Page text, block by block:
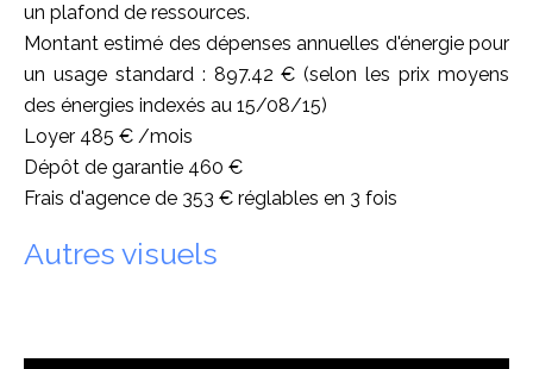
un plafond de ressources.
Montant estimé des dépenses annuelles d'énergie pour
un usage standard : 897.42 € (selon les prix moyens
des énergies indexés au 15/08/15)
Loyer 485 € /mois
Dépôt de garantie 460 €
Frais d'agence de 353 € réglables en 3 fois
Autres visuels